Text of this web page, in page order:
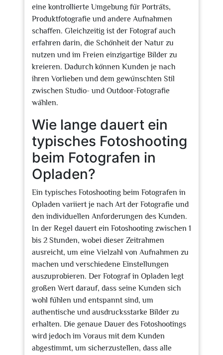
eine kontrollierte Umgebung für Porträts,
Produktfotografie und andere Aufnahmen
schaffen. Gleichzeitig ist der Fotograf auch
erfahren darin, die Schönheit der Natur zu
nutzen und im Freien einzigartige Bilder zu
kreieren. Dadurch können Kunden je nach
ihren Vorlieben und dem gewünschten Stil
zwischen Studio- und Outdoor-Fotografie
wählen.
Wie lange dauert ein
typisches Fotoshooting
beim Fotografen in
Opladen?
Ein typisches Fotoshooting beim Fotografen in
Opladen variiert je nach Art der Fotografie und
den individuellen Anforderungen des Kunden.
In der Regel dauert ein Fotoshooting zwischen 1
bis 2 Stunden, wobei dieser Zeitrahmen
ausreicht, um eine Vielzahl von Aufnahmen zu
machen und verschiedene Einstellungen
auszuprobieren. Der Fotograf in Opladen legt
großen Wert darauf, dass seine Kunden sich
wohl fühlen und entspannt sind, um
authentische und ausdrucksstarke Bilder zu
erhalten. Die genaue Dauer des Fotoshootings
wird jedoch im Voraus mit dem Kunden
abgestimmt, um sicherzustellen, dass alle